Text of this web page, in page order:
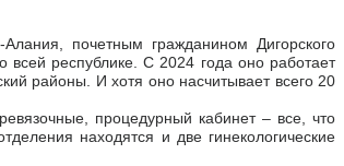
почетным гражданином Дигорского
республике. С 2024 года оно работает
районы. И хотя оно насчитывает всего 20
процедурный кабинет – все, что
находятся и две гинекологические